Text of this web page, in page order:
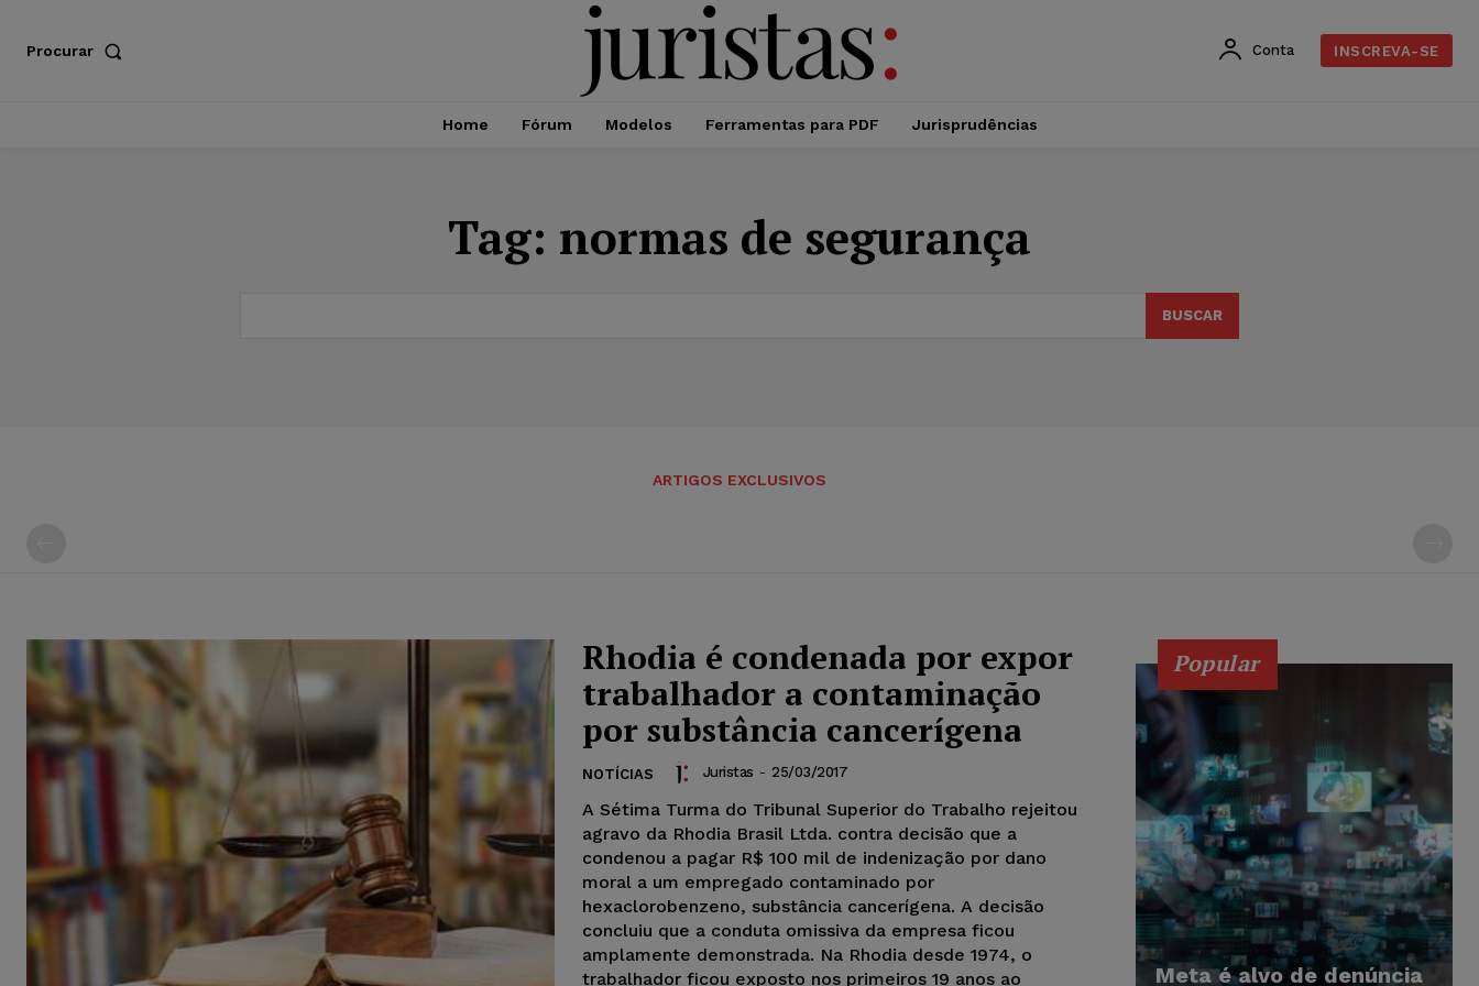
Procurar Conta INSCREVA-SE
Home Fórum Modelos Ferramentas para PDF Jurisprudências
Tag: normas de segurança
BUSCAR
ARTIGOS EXCLUSIVOS
Rhodia é condenada por expor
trabalhador a contaminação
por substância cancerígena
NOTÍCIAS Juristas - 25/03/2017
A Sétima Turma do Tribunal Superior do Trabalho rejeitou
agravo da Rhodia Brasil Ltda. contra decisão que a
condenou a pagar R$ 100 mil de indenização por dano
moral a um empregado contaminado por
hexaclorobenzeno, substância cancerígena. A decisão
concluiu que a conduta omissiva da empresa ficou
amplamente demonstrada. Na Rhodia desde 1974, o
trabalhador ficou exposto nos primeiros 19 anos ao
Popular
Meta é alvo de denúncia